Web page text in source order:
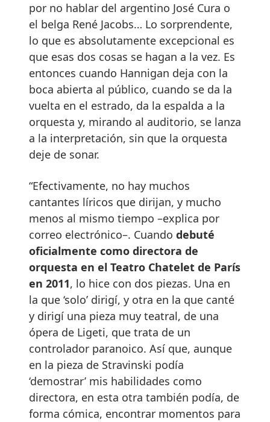
por no hablar del argentino José Cura o
el belga René Jacobs… Lo sorprendente,
lo que es absolutamente excepcional es
que esas dos cosas se hagan a la vez. Es
entonces cuando Hannigan deja con la
boca abierta al público, cuando se da la
vuelta en el estrado, da la espalda a la
orquesta y, mirando al auditorio, se lanza
a la interpretación, sin que la orquesta
deje de sonar.
“Efectivamente, no hay muchos
cantantes líricos que dirijan, y mucho
menos al mismo tiempo –explica por
correo electrónico–. Cuando debuté
oficialmente como directora de
orquesta en el Teatro Chatelet de París
en 2011, lo hice con dos piezas. Una en
la que ‘solo’ dirigí, y otra en la que canté
y dirigí una pieza muy teatral, de una
ópera de Ligeti, que trata de un
controlador paranoico. Así que, aunque
en la pieza de Stravinski podía
‘demostrar’ mis habilidades como
directora, en esta otra también podía, de
forma cómica, encontrar momentos para